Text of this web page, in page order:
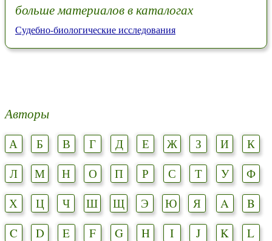
больше материалов в каталогах
Судебно-биологические исследования
Авторы
А Б В Г Д Е Ж З И
К
Л
М Н О П Р С Т У
Ф
Х
Ц Ч Ш Щ Э Ю Я A
B
C
D E F G H I J K
L